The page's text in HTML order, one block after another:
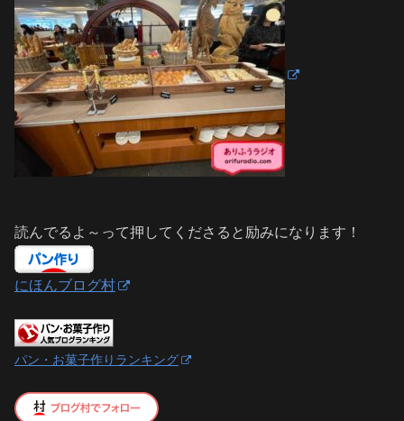
読んでるよ～って押してくださると励みになります！
にほんブログ村
パン・お菓子作りランキング